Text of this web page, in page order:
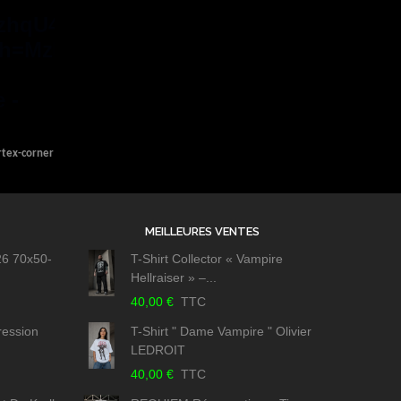
corner
70x50-
MEILLEURES VENTES
T-Shirt Collector « Vampire
Hellraiser » –...
40,00 € TTC
T-Shirt " Dame Vampire " Olivier
LEDROIT
40,00 € TTC